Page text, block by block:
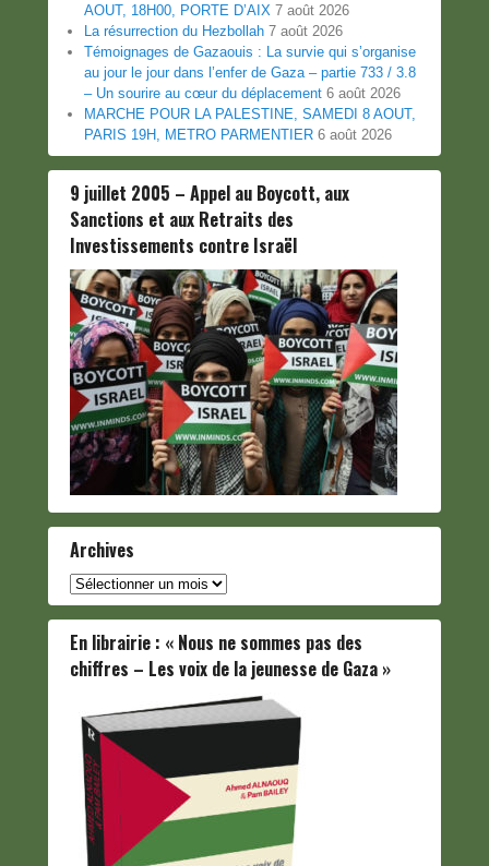
AOUT, 18H00, PORTE D’AIX 7 août 2026
La résurrection du Hezbollah 7 août 2026
Témoignages de Gazaouis : La survie qui s’organise
au jour le jour dans l’enfer de Gaza – partie 733 / 3.8
– Un sourire au cœur du déplacement 6 août 2026
MARCHE POUR LA PALESTINE, SAMEDI 8 AOUT,
PARIS 19H, METRO PARMENTIER 6 août 2026
9 juillet 2005 – Appel au Boycott, aux
Sanctions et aux Retraits des
Investissements contre Israël
Archives
Archives
En librairie : « Nous ne sommes pas des
chiffres – Les voix de la jeunesse de Gaza »